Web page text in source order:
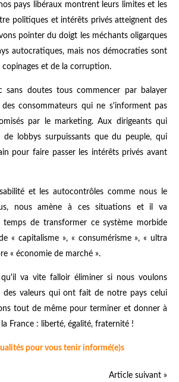
pays libéraux montrent leurs limites et les
politiques et intérêts privés atteignent des
pointer du doigt les méchants oligarques
autocratiques, mais nos démocraties sont
copinages et de la corruption.
sans doutes tous commencer par balayer
consommateurs qui ne s'informent pas
par le marketing. Aux dirigeants qui
lobbys surpuissants que du peuple, qui
pour faire passer les intérêts privés avant
et les autocontrôles comme nous le
nous amène à ces situations et il va
de transformer ce système morbide
« capitalisme », « consumérisme », « ultra
« économie de marché ».
va vite falloir éliminer si nous voulons
des valeurs qui ont fait de notre pays celui
tout de même pour terminer et donner à
France : liberté, égalité, fraternité !
pour vous tenir informé(e)s
Article suivant »